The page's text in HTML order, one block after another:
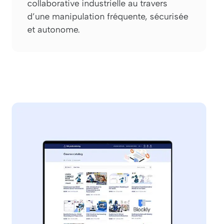
collaborative industrielle au travers
d’une manipulation fréquente, sécurisée
et autonome.